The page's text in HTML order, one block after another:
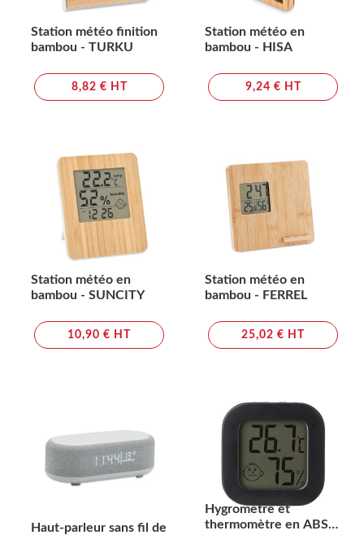
Station météo finition
bambou - TURKU
8,82 € HT
Station météo en
bambou - HISA
9,24 € HT
Station météo en
bambou - SUNCITY
10,90 € HT
Station météo en
bambou - FERREL
25,02 € HT
Haut-parleur sans fil de
Hygromètre et
thermomètre en ABS